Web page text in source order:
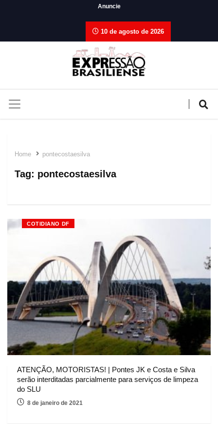
Anuncie
10 de agosto de 2026
Home pontecostaesilva
Tag: pontecostaesilva
COTIDIANO DF
ATENÇÃO, MOTORISTAS! | Pontes JK e Costa e Silva
serão interditadas parcialmente para serviços de limpeza
do SLU
8 de janeiro de 2021